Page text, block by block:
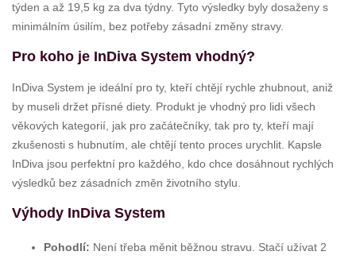
týden a až 19,5 kg za dva týdny. Tyto výsledky byly dosaženy s
minimálním úsilím, bez potřeby zásadní změny stravy.
Pro koho je InDiva System vhodný?
InDiva System je ideální pro ty, kteří chtějí rychle zhubnout, aniž
by museli držet přísné diety. Produkt je vhodný pro lidi všech
věkových kategorií, jak pro začátečníky, tak pro ty, kteří mají
zkušenosti s hubnutím, ale chtějí tento proces urychlit. Kapsle
InDiva jsou perfektní pro každého, kdo chce dosáhnout rychlých
výsledků bez zásadních změn životního stylu.
Výhody InDiva System
Pohodlí: Není třeba měnit běžnou stravu. Stačí užívat 2